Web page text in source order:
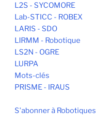
L2S - SYCOMORE
Lab-STICC - ROBEX
LARIS - SDO
LIRMM - Robotique
LS2N - OGRE
LURPA
Mots-clés
PRISME - IRAUS
S'abonner à Robotiques